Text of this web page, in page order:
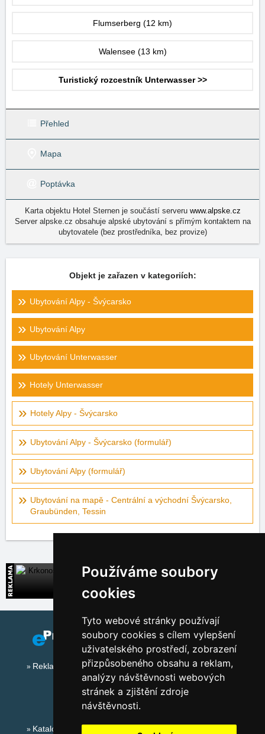
Používáme soubory
cookies
Tyto webové stránky používají
soubory cookies s cílem vylepšení
uživatelského prostředí, zobrazení
přizpůsobeného obsahu a reklam,
analýzy návštěvnosti webových
stránek a zjištění zdroje
návštěvnosti.
Flumserberg (12 km)
Walensee (13 km)
Turistický rozcestník Unterwasser >>
Přehled
Mapa
Poptávka
Karta objektu Hotel Sternen je součástí serveru www.alpske.cz
Server alpske.cz obsahuje alpské ubytování s přímým kontaktem na
ubytovatele (bez prostředníka, bez provize)
Objekt je zařazen v kategoriích:
Ubytování Alpy - Švýcarsko
Ubytování Alpy
Ubytování Unterwasser
Hotely Unterwasser
Hotely Alpy - Švýcarsko
Ubytování Alpy - Švýcarsko (formulář)
Ubytování Alpy (formulář)
Ubytování na mapě - Centrální a východní Švýcarsko,
Graubünden, Tessin
Krkonoše
Široká nabídka přímých kontaktů na ubytování
Reklama na tomto serveru
Katalog ubytování